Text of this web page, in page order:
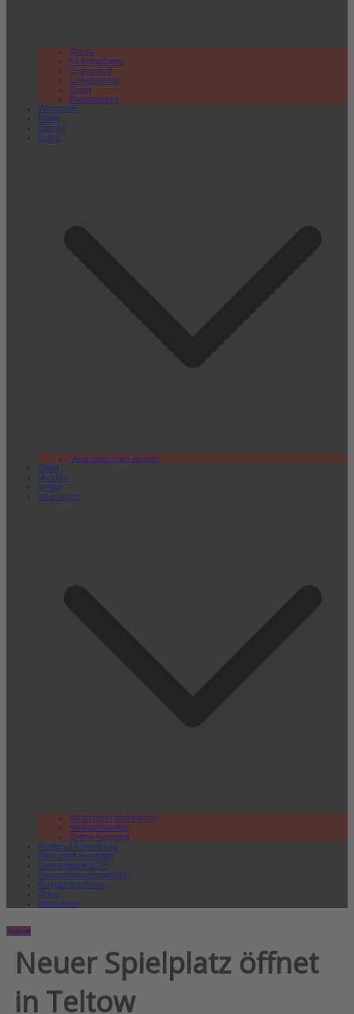
Teltow
Kleinmachnow
Stahnsdorf
Ludwigsfelde
Berlin
Brandenburg
Wirtschaft
Politik
Bildung
Kultur
Veranstaltungskalender
Sport
Verkehr
Verlag
lokal.report
lokal.report abonnieren
Verkaufsstellen
Online Ausgabe
Regional Rundschau
Wirtschaft.Kompakt
Karriereleiter 2026
Gesundheitswegweiser
Bürgerinformation
Shop
Newsletter
Teltow
Neuer Spielplatz öffnet
in Teltow